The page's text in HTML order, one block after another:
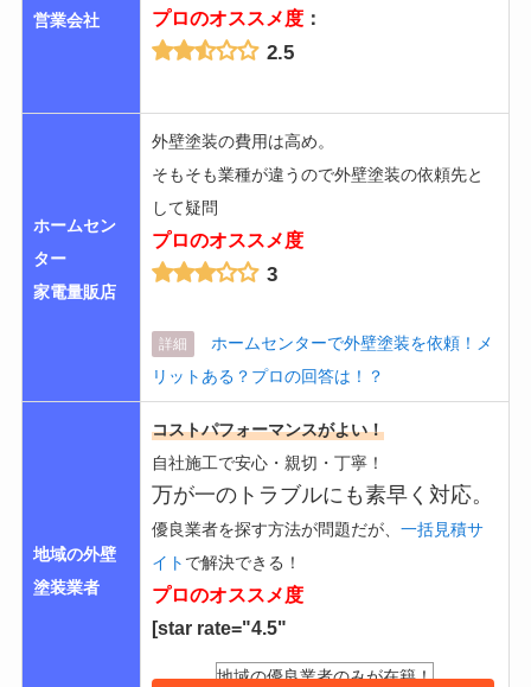
営業会社
プロのオススメ度：
2.5
ホームセン
ター
家電量販店
外壁塗装の費用は高め。
そもそも業種が違うので外壁塗装の依頼先と
して疑問
プロのオススメ度
3
詳細
ホームセンターで外壁塗装を依頼！メ
リットある？プロの回答は！？
地域の外壁
塗装業者
コストパフォーマンスがよい！
自社施工で安心・親切・丁寧！
万が一のトラブルにも素早く対応。
優良業者を探す方法が問題だが、 一括見積サ
イト で解決できる！
プロのオススメ度
[star rate="4.5"
地域の優良業者のみが在籍！